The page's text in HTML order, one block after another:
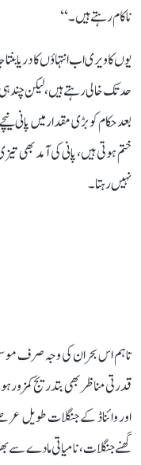
ناکام رہتے ہیں۔‘‘
یوں کاویری اب انتہاؤں کا دریا
حد تک خالی رہتے ہیں، لیکن چند
بعد حکام کو بڑی مقدار میں پانی
ختم ہوتی ہیں، پانی کی آمد بھی
نہیں رہتا۔
تاہم اس بحران کی وجہ صرف
قدرتی مناظر بھی بتدریج کمزور
اور وائناڈ کے جنگلات طویل
گھنے جنگلات، نامیاتی مادے سے